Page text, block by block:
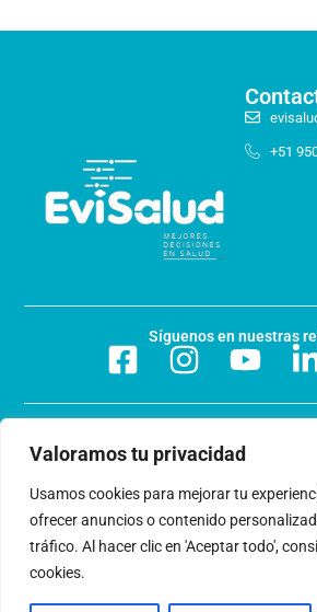
Valoramos tu privacidad
Usamos cookies para mejorar tu
ofrecer anuncios o contenido
tráfico. Al hacer clic en 'Aceptar todo',
cookies.
+51
Síguenos en nuestras
Acerca de nosotros
Trabaja con nosotros
Libro de reclamaciones
© 2024 EviSalud - Todos los